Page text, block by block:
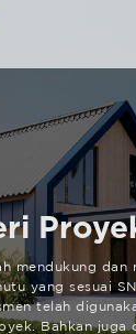
mendukung dan
yang sesuai
telah
Bahkan juga